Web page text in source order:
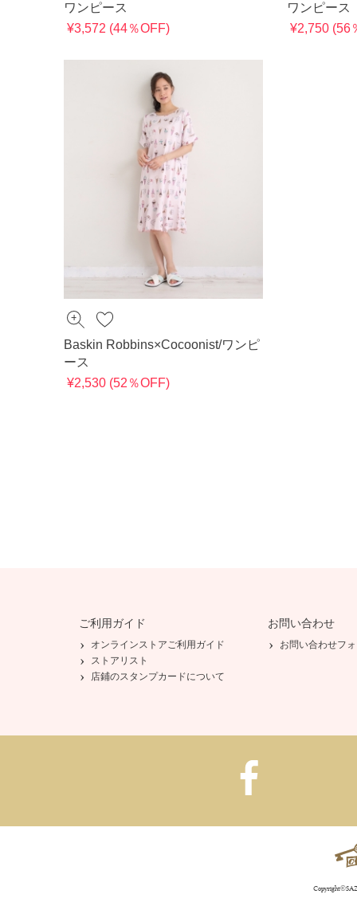
ワンピース
¥3,572 (44％OFF)
ワンピース
¥2,750 (56
Baskin Robbins×Cocoonist/ワンピ
ース
¥2,530 (52％OFF)
ご利用ガイド
オンラインストアご利用ガイド
ストアリスト
店鋪のスタンプカードについて
お問い合わせ
お問い合わせフ